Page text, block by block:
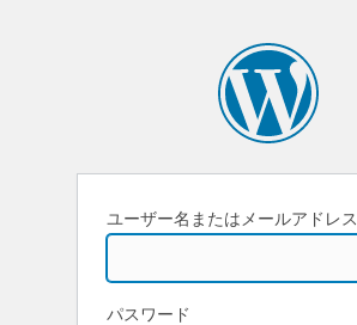
ユーザー名またはメールアドレス
パスワード